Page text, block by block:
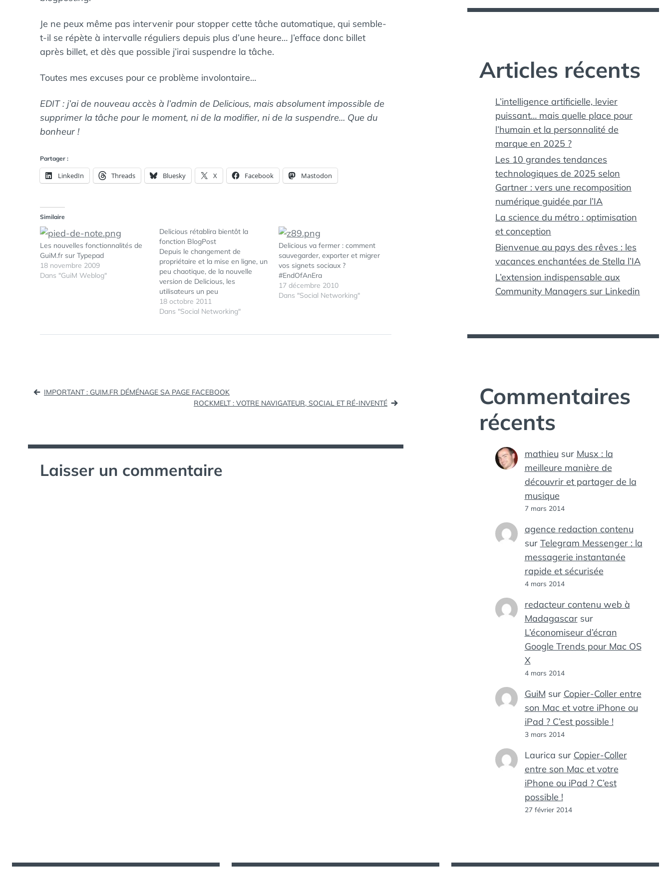
Je ne peux même pas intervenir pour stopper cette tâche automatique, qui semble-
t-il se répète à intervalle réguliers depuis plus d’une heure… J’efface donc billet
après billet, et dès que possible j’irai suspendre la tâche.
Toutes mes excuses pour ce problème involontaire…
EDIT : j’ai de nouveau accès à l’admin de Delicious, mais absolument impossible de
supprimer la tâche pour le moment, ni de la modifier, ni de la suspendre… Que du
bonheur !
Partager :
LinkedIn Threads Bluesky X Facebook Mastodon
Similaire
Les nouvelles fonctionnalités de
GuiM.fr sur Typepad
18 novembre 2009
Dans "GuiM Weblog"
Delicious rétablira bientôt la
fonction BlogPost
Depuis le changement de
propriétaire et la mise en ligne, un
peu chaotique, de la nouvelle
version de Delicious, les
utilisateurs un peu
décontenancés avaient été
surpris de voir certaine
18 octobre 2011
Dans "Social Networking"
Delicious va fermer : comment
sauvegarder, exporter et migrer
vos signets sociaux ?
#EndOfAnEra
17 décembre 2010
Dans "Social Networking"
Navigation
l’article
IMPORTANT : GUIM.FR DÉMÉNAGE SA PAGE FACEBOOK
ROCKMELT : VOTRE NAVIGATEUR, SOCIAL ET RÉ-INVENTÉ
Laisser un commentaire
Articles récents
L’intelligence artificielle, levier
puissant… mais quelle place pour
l’humain et la personnalité de
marque en 2025 ?
Les 10 grandes tendances
technologiques de 2025 selon
Gartner : vers une recomposition
numérique guidée par l’IA
La science du métro : optimisation
et conception
Bienvenue au pays des rêves : les
vacances enchantées de Stella l’IA
L’extension indispensable aux
Community Managers sur Linkedin
Commentaires
récents
mathieu sur Musx : la
meilleure manière de
découvrir et partager de la
musique
7 mars 2014
agence redaction contenu
sur Telegram Messenger : la
messagerie instantanée
rapide et sécurisée
4 mars 2014
redacteur contenu web à
Madagascarsur
L’économiseur d’écran
Google Trends pour Mac OS
X
4 mars 2014
GuiM sur Copier-Coller entre
son Mac et votre iPhone ou
iPad ? C’est possible !
3 mars 2014
Laurica sur Copier-Coller
entre son Mac et votre
iPhone ou iPad ? C’est
possible !
27 février 2014